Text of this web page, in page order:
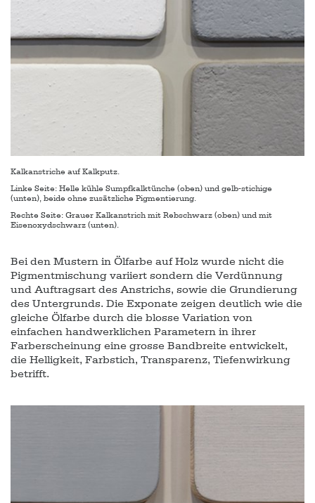
Kalkanstriche auf Kalkputz.
Linke Seite: Helle kühle Sumpfkalktünche (oben) und gelb-stichige
(unten), beide ohne zusätzliche Pigmentierung.
Rechte Seite: Grauer Kalkanstrich mit Rebschwarz (oben) und mit
Eisenoxydschwarz (unten).
Bei den Mustern in Ölfarbe auf Holz wurde nicht die
Pigmentmischung variiert sondern die Verdünnung
und Auftragsart des Anstrichs, sowie die Grundierung
des Untergrunds. Die Exponate zeigen deutlich wie die
gleiche Ölfarbe durch die blosse Variation von
einfachen handwerklichen Parametern in ihrer
Farberscheinung eine grosse Bandbreite entwickelt,
die Helligkeit, Farbstich, Transparenz, Tiefenwirkung
betrifft.